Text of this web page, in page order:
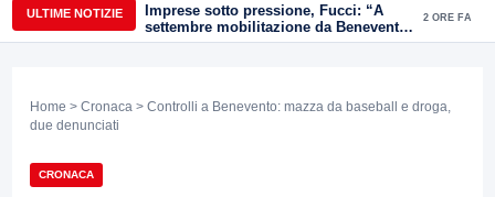
ULTIME NOTIZIE
Imprese sotto pressione, Fucci: “A
settembre mobilitazione da Benevento
e Avellino”
2 ORE FA
Home > Cronaca > Controlli a Benevento: mazza da baseball e droga,
due denunciati
CRONACA